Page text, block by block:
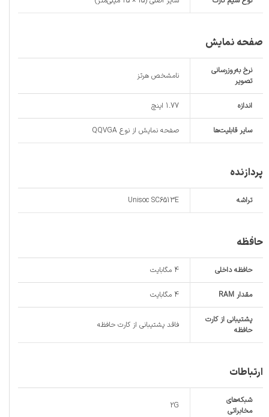
صفحه نمایش
نرخ به‌روزرسانی
تصویر
نامشخص هرتز
اندازه 1.77 اینچ
سایر قابلیت‌ها صفحه نمایش از نوع QQVGA
پردازنده
تراشه Unisoc SC6513E
حافظه
حافظه داخلی 4 مگابایت
مقدار RAM 4 مگابایت
پشتیبانی از کارت
حافظه
فاقد پشتیبانی از کارت حافظه
ارتباطات
شبکه‌های
مخابراتی
2G